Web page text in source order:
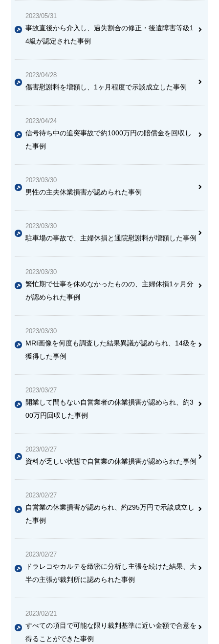
2023/05/31
事故直後から介入し、過失割合の修正・後遺障害等級1
4級が認定された事例
2023/04/28
傷害慰謝料を増額し、1ヶ月程度で示談成立した事例
2023/04/24
信号待ち中の追突事故で約1000万円の賠償金を回収し
た事例
2023/03/30
男性の主夫休業損害が認められた事例
2023/03/30
駐車場の事故で、主婦休損と通院慰謝料が増額した事例
2023/03/30
繁忙期で仕事を休めなかったものの、主婦休損1ヶ月分
が認められた事例
2023/03/30
MRI画像を何度も調査した結果異議が認められ、14級を
獲得した事例
2023/03/27
開業して間もない自営業者の休業損害が認められ、約3
00万円回収した事例
2023/02/27
資料が乏しい状態で自営業の休業損害が認められた事例
2023/02/27
自営業の休業損害が認められ、約295万円で示談成立し
た事例
2023/02/27
ドラレコやカルテを緻密に分析し主張を続けた結果、大
半の主張が裁判所に認められた事例
2023/02/21
すべての項目で可能な限り裁判基準に近い金額で合意を
得ることができた事例